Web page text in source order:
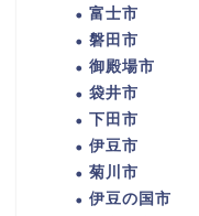
富士市
磐田市
御殿場市
袋井市
下田市
伊豆市
菊川市
伊豆の国市